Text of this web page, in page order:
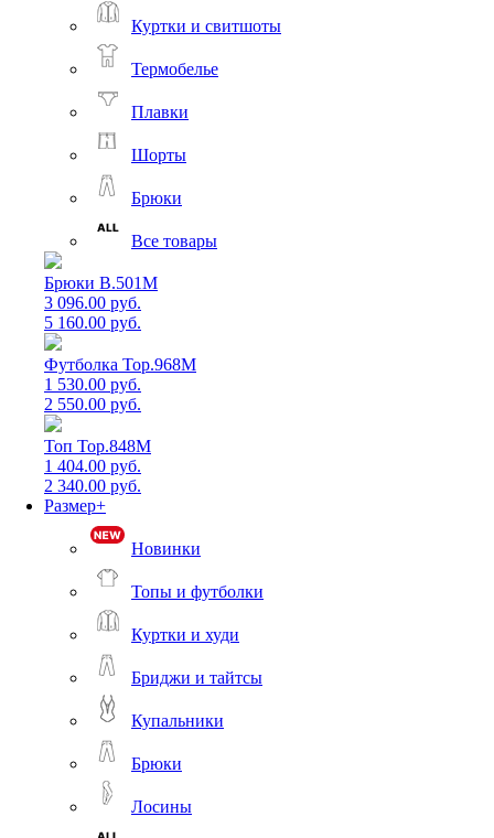
Куртки и свитшоты
Термобелье
Плавки
Шорты
Брюки
Все товары
Брюки B.501M
3 096.00 руб.
5 160.00 руб.
Футболка Top.968M
1 530.00 руб.
2 550.00 руб.
Топ Top.848M
1 404.00 руб.
2 340.00 руб.
Размер+
Новинки
Топы и футболки
Куртки и худи
Бриджи и тайтсы
Купальники
Брюки
Лосины